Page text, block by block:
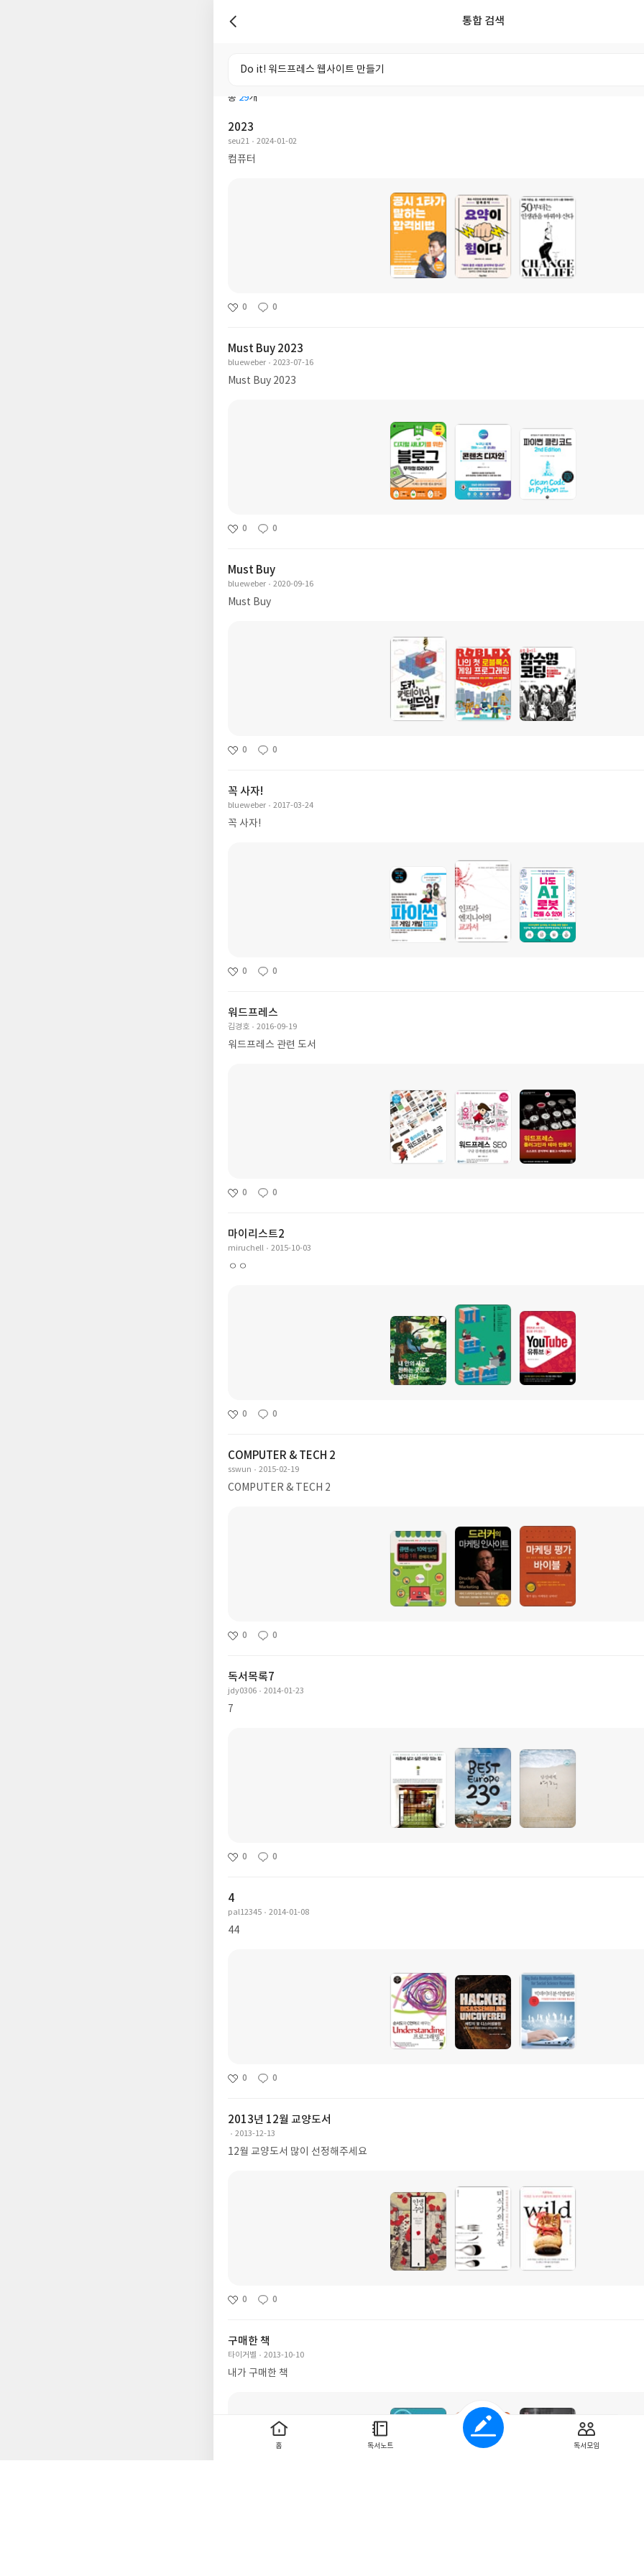
통합 검색
전체 도서 리뷰 리스트
총 29개
2023
seu21 2024-01-02
컴퓨터
0 0
Must Buy 2023
blueweber 2023-07-16
Must Buy 2023
0 0
Must Buy
blueweber 2020-09-16
Must Buy
0 0
꼭 사자!
blueweber 2017-03-24
꼭 사자!
0 0
워드프레스
김경호 2016-09-19
워드프레스 관련 도서
0 0
마이리스트2
miruchell 2015-10-03
ㅇㅇ
0 0
COMPUTER & TECH 2
sswun 2015-02-19
COMPUTER & TECH 2
0 0
독서목록7
jdy0306 2014-01-23
7
0 0
4
pal12345 2014-01-08
44
0 0
2013년 12월 교양도서
2013-12-13
12월 교양도서 많이 선정해주세요
0 0
구매한 책
타이거벨 2013-10-10
내가 구매한 책
홈 독서노트 독서모임